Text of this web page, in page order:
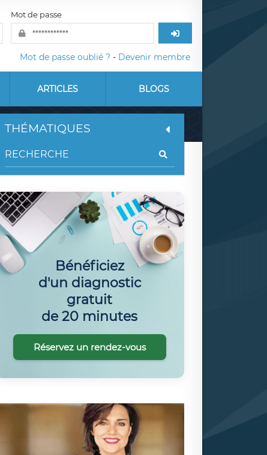
Mot de passe
Mot de passe oublié ? - Devenir membre
ARTICLES BLOGS
THÉMATIQUES
Bénéficiez
d'un diagnostic
gratuit
de 20 minutes
Réservez un rendez-vous